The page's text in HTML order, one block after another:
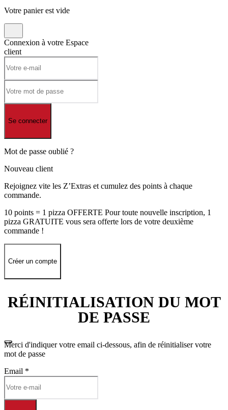
Votre panier est vide
Connexion à votre Espace
client
Se connecter
Mot de passe oublié ?
Nouveau client
Rejoignez vite les Z’Extras et cumulez des points à chaque
commande.
10 points = 1 pizza OFFERTE Pour toute nouvelle inscription, 1
pizza GRATUITE vous sera offerte lors de votre deuxième
commande !
Créer un compte
RÉINITIALISATION DU MOT
DE PASSE
Merci d'indiquer votre email ci-dessous, afin de réinitialiser votre
mot de passe
Email *